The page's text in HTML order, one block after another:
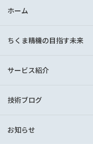
ホーム
ちくま精機の目指す未来
サービス紹介
技術ブログ
お知らせ